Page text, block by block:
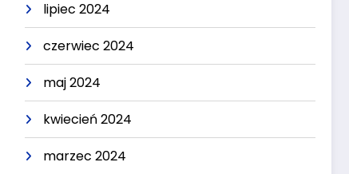
lipiec 2024
czerwiec 2024
maj 2024
kwiecień 2024
marzec 2024